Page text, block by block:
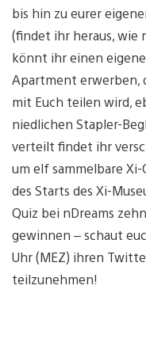
bis hin zu eurer
(findet ihr heraus, wie
könnt ihr einen
Apartment erwerben,
mit Euch teilen wird,
niedlichen Stapler-
verteilt findet ihr
um elf sammelbare
des Starts des Xi-
Quiz bei nDreams
gewinnen – schaut
Uhr (MEZ) ihren
teilzunehmen!